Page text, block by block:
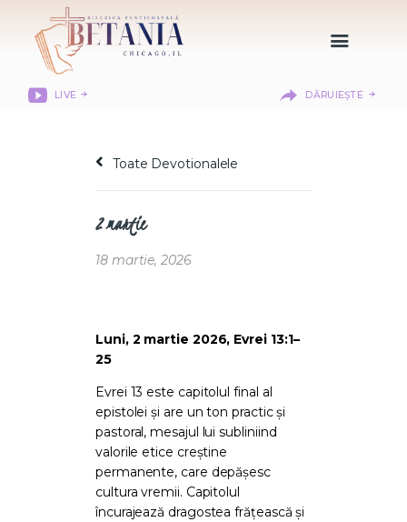
LIVE DĂRUIEȘTE
DESPRE NOI
CITIREA BIBLIEI
MISIUNEA BETANIA
LOGIN MEMBER
PORTAL
Toate Devotionalele
2 martie
18 martie, 2026
Luni, 2 martie 2026, Evrei 13:1–
25
Evrei 13 este capitolul final al
epistolei și are un ton practic și
pastoral, mesajul lui subliniind
valorile etice creștine
permanente, care depășesc
cultura vremii. Capitolul
încurajează dragostea frățească și